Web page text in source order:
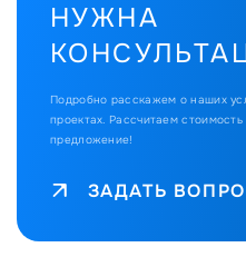
НУЖНА
Подробно расскажем о наших
проектах. Рассчитаем
предложение!
ЗАДАТЬ